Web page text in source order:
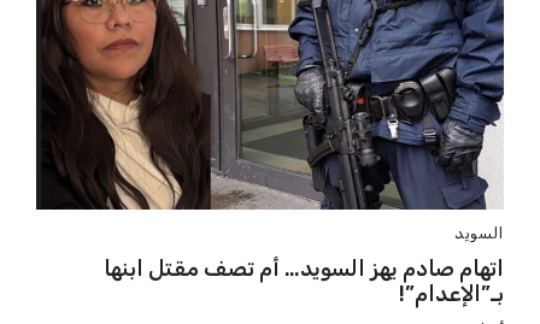
السويد
اتهام صادم يهز السويد… أم تصف مقتل ابنها
بـ”الإعدام”!